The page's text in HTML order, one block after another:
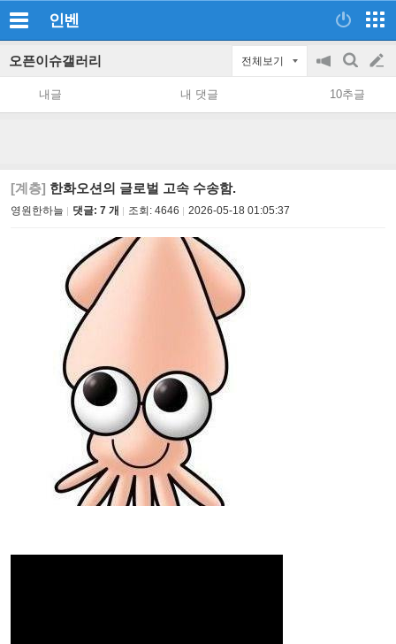
인벤
오픈이슈갤러리 전체보기
공
지
on/off
검
색
글
쓰
내글 내 댓글 10추글
[계층] 한화오션의 글로벌 고속 수송함.
영원한하늘 댓글: 7 개 조회: 4646 2026-05-18 01:05:37